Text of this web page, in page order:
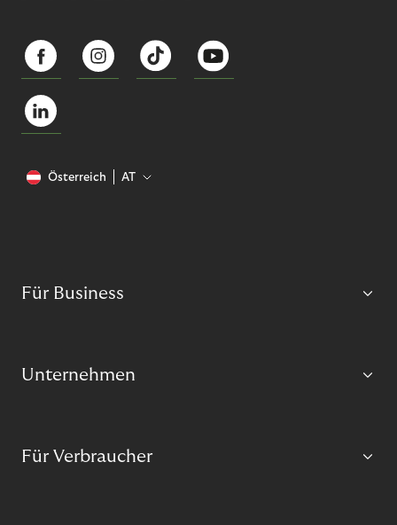
Österreich AT
Für Business
Unternehmen
Für Verbraucher